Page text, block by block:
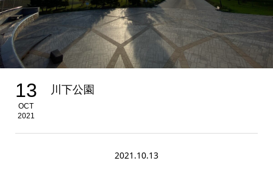
13
OCT
2021
川下公園
2021.10.13